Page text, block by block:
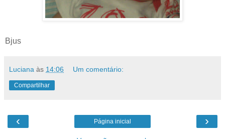
Bjus
Luciana às 14:06 Um comentário:
Compartilhar
‹ ›
Página inicial